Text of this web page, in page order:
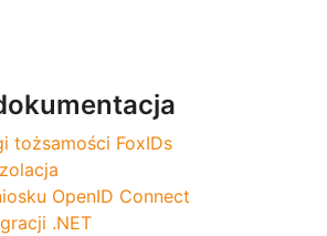
tożsamości FoxIDs
OpenID Connect
.NET